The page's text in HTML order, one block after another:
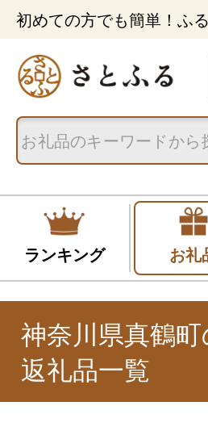
初めての方でも簡単！ふ
ランキング お礼
神奈川県真鶴
返礼品一覧